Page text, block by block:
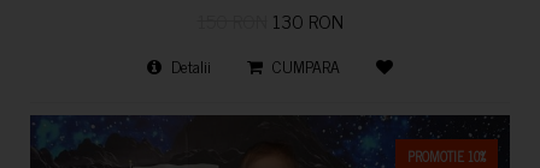
130 RON
Detalii CUMPARA
PROMOTIE 10%